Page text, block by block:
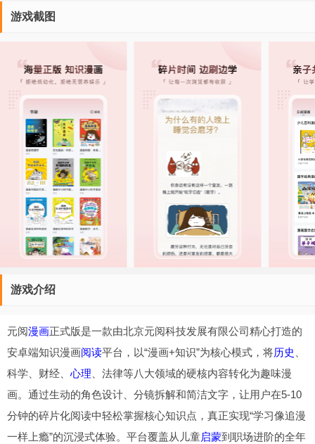
游戏截图
游戏介绍
元阅漫画正式版是一款由北京元阅科技发展有限公司精心打造的
安卓端知识漫画阅读平台，以“漫画+知识”为核心模式，将历史 、
科学、财经、 心理、法律等八大领域的硬核内容转化为趣味漫
画。通过生动的角色设计、分镜拆解和简洁文字，让用户在5-10
分钟的碎片化阅读中轻松掌握核心知识点，真正实现“学习像追漫
一样上瘾”的沉浸式体验。平台覆盖从儿童启蒙到职场进阶的全年